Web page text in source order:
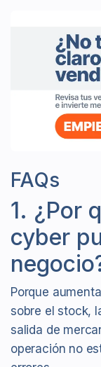
FAQs
1. ¿Por
cyber
Porque
sobre el stock,
salida de
operación no